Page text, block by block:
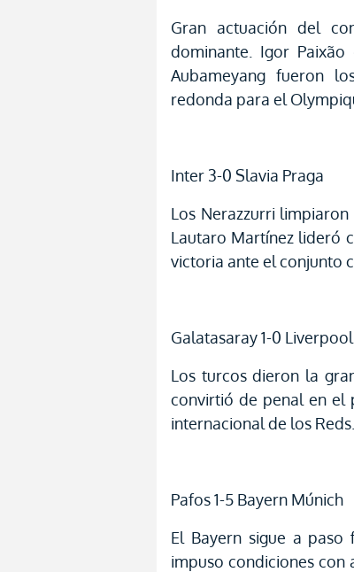
Gran actuación del
dominante. Igor Paixão
Aubameyang fueron
redonda para el
Inter 3-0 Slavia Praga
Los Nerazzurri
Lautaro Martínez lideró
victoria ante el conjunto
Galatasaray 1-0 Liverpool
Los turcos dieron la
convirtió de penal en el
internacional de los Reds.
Pafos 1-5 Bayern Múnich
El Bayern sigue a
impuso condiciones con